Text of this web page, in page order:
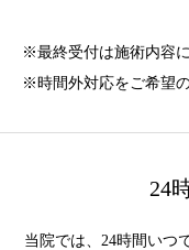
※最終受付は施術内容
※時間外対応をご希望
24
当院では、24時間いつ